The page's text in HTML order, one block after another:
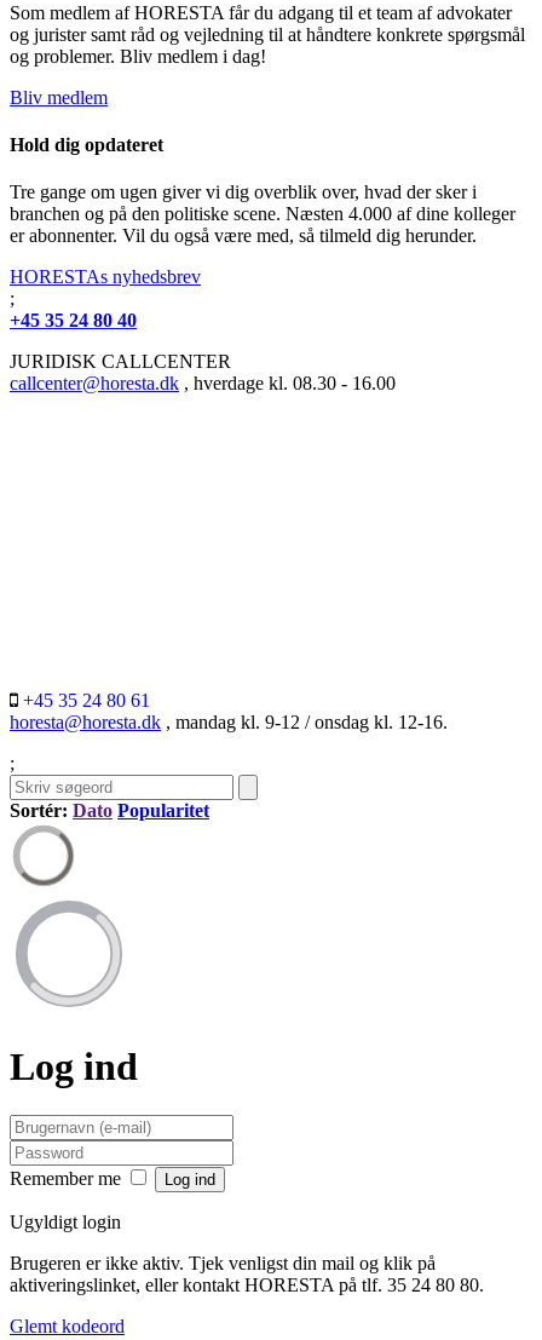
Som medlem af HORESTA får du adgang til et team af advokater
og jurister samt råd og vejledning til at håndtere konkrete spørgsmål
og problemer. Bliv medlem i dag!
Bliv medlem
Hold dig opdateret
Tre gange om ugen giver vi dig overblik over, hvad der sker i
branchen og på den politiske scene. Næsten 4.000 af dine kolleger
er abonnenter. Vil du også være med, så tilmeld dig herunder.
HORESTAs nyhedsbrev
;
+45 35 24 80 40
JURIDISK CALLCENTER
callcenter@horesta.dk , hverdage kl. 08.30 - 16.00
+45 35 24 80 61
horesta@horesta.dk , mandag kl. 9-12 / onsdag kl. 12-16.
;
Sortér: Dato Popularitet
Log ind
Remember me
Ugyldigt login
Brugeren er ikke aktiv. Tjek venligst din mail og klik på
aktiveringslinket, eller kontakt HORESTA på tlf. 35 24 80 80.
Glemt kodeord